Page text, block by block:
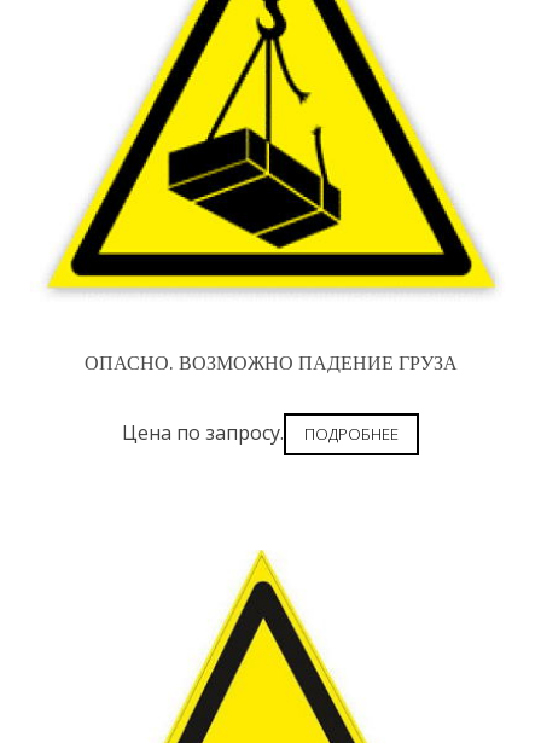
ОПАСНО. ВОЗМОЖНО ПАДЕНИЕ ГРУЗА
Цена по запросу. ПОДРОБНЕЕ